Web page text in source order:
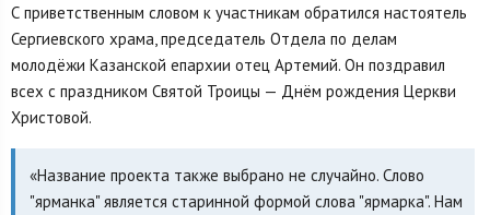
С приветственным словом к участникам обратился настоятель
Сергиевского храма, председатель Отдела по делам
молодёжи Казанской епархии отец Артемий. Он поздравил
всех с праздником Святой Троицы — Днём рождения Церкви
Христовой.
«Название проекта также выбрано не случайно. Слово
"ярманка" является старинной формой слова "ярмарка". Нам